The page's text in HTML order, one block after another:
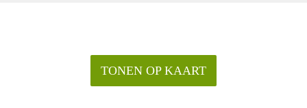
TONEN OP KAART